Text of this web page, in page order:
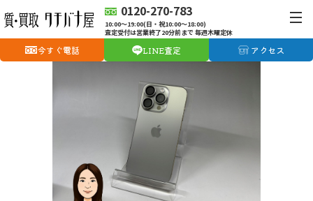
0120-270-783
10:00〜19:00(日・祝10:00〜18:00)
査定受付は営業終了20分前まで 毎週木曜定休
今すぐ電話 LINE査定 アクセス